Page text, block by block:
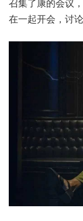
在一起开会，讨